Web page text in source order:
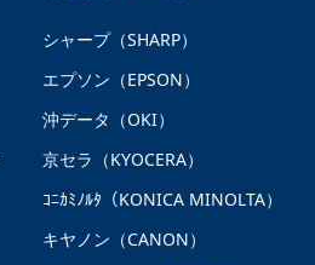
シャープ（SHARP）
エプソン（EPSON）
沖データ（OKI）
京セラ（KYOCERA）
ｺﾆｶﾐﾉﾙﾀ（KONICA MINOLTA）
キヤノン（CANON）